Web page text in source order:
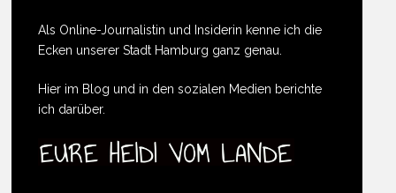
Als Online-Journalistin und Insiderin kenne ich die
Ecken unserer Stadt Hamburg ganz genau.
Hier im Blog und in den sozialen Medien berichte
ich darüber.